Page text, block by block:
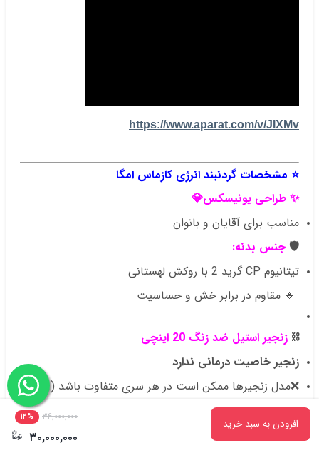
https://www.aparat.com/v/JIXMv
⭐ مشخصات گردنبند انرژی کازماس امگا
✨ طراحی یونیسکس💎
مناسب برای آقایان و بانوان
🛡️ جنس بدنه:
تیتانیوم CP گرید 2 با روکش لهستانی
🔹 مقاوم در برابر خش و حساسیت
⛓️ زنجیر استیل ضد زنگ 20 اینچی
زنجیر خاصیت درمانی ندارد
❌مدل زنجیرها ممکن است در هر سری متفاوت باشد (رنگ و
طرح)
افزودن به سبد خرید
۳۴,۰۰۰,۰۰۰ ۱۲%
۳۰,۰۰۰,۰۰۰